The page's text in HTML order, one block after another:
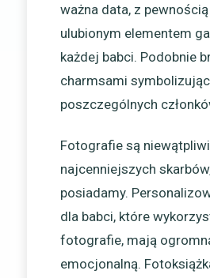
ważna data, z
ulubionym elementem
każdej babci. Podobnie
charmsami
poszczególnych
Fotografie są
najcenniejszych
posiadamy.
dla babci, które
fotografie, mają
emocjonalną.